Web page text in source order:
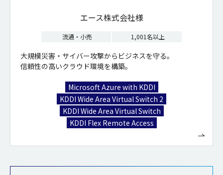
エース株式会社様
流通・小売 1,001名以上
大規模災害・サイバー攻撃からビジネスを守る。
信頼性の高いクラウド環境を構築。
Microsoft Azure with KDDI
KDDI Wide Area Virtual Switch 2
KDDI Wide Area Virtual Switch
KDDI Flex Remote Access